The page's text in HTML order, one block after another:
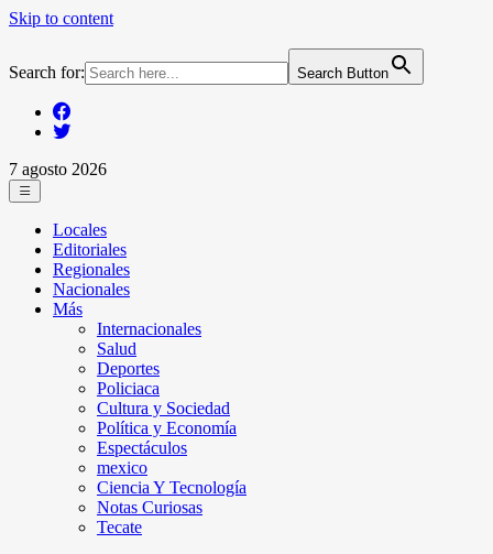
Skip to content
Search for: Search Button
7 agosto 2026
Locales
Editoriales
Regionales
Nacionales
Más
Internacionales
Salud
Deportes
Policiaca
Cultura y Sociedad
Política y Economía
Espectáculos
mexico
Ciencia Y Tecnología
Notas Curiosas
Tecate